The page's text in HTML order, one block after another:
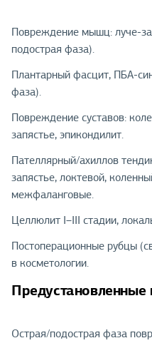
Повреждение мышц: луче-
подострая фаза).
Плантарный фасцит, ПБА-
фаза).
Повреждение суставов:
запястье, эпикондилит.
Пателлярный/ахиллов
запястье, локтевой,
межфаланговые.
Целлюлит I–III стадии,
Постоперационные рубцы
в косметологии.
Острая/подострая фаза